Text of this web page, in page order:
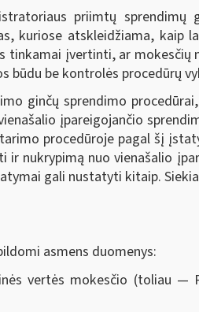
priimtų
kuriose atskleidžiama, kaip
tinkamai įvertinti, ar
būdu be kontrolės procedūrų
ginčų sprendimo
įpareigojančio
procedūroje pagal šį
nukrypimą nuo vienašalio
gali nustatyti kitaip.
asmens duomenys:
vertės mokesčio (toliau